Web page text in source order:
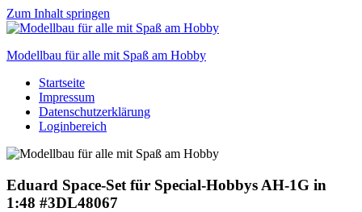
Zum Inhalt springen
Modellbau für alle mit Spaß am Hobby
Scale
modelling
to
Startseite
Impressum
Datenschutzerklärung
Loginbereich
Eduard Space-Set für Special-Hobbys AH-1G in
1:48 #3DL48067